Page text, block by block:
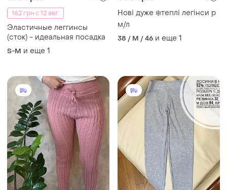
162 грн с 12 авг.
Эластичные леггинсы
(сток) - идеальная посадка
S-M и еще 1
Нові дуже ❄️теплі легінси р
м/л
38 / M / 46 и еще 1